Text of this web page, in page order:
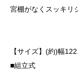
宮棚がなくスッキリ
【サイズ】(約)幅
■組立式